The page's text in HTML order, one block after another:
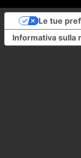
Informativa sulla
Le tue